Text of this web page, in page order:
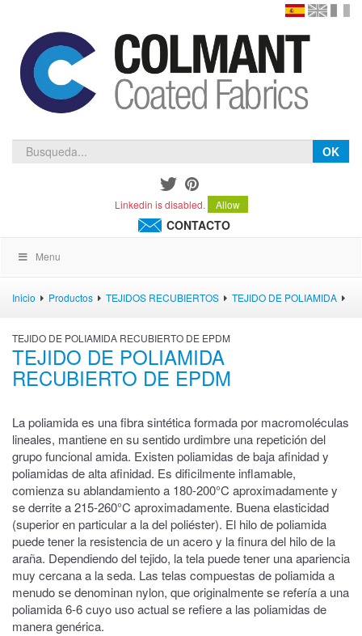
español
OK
Linkedin is disabled. Allow
CONTACTO
Menu
Inicio Productos TEJIDOS RECUBIERTOS TEJIDO DE POLIAMIDA
TEJIDO DE POLIAMIDA RECUBIERTO DE EPDM
TEJIDO DE POLIAMIDA
RECUBIERTO DE EPDM
La poliamida es una fibra sintética formada por macromoléculas
lineales, mantiene en su sentido urdimbre una repetición del
grupo funcional amida. Existen poliamidas de baja afinidad y
poliamidas de alta afinidad. Es dificilmente inflamable,
comienza su ablandamiento a 180-200°C aproximadamente y
se derrite a 215-260°C aproximadamente. Buena elasticidad
(superior en particular a la del poliéster). El hilo de poliamida
puede tener la resistencia de un acero y la finura del hilo de la
araña. Dependiendo del tejido, la tela puede tener una apariencia
muy cercana a la seda. Las telas compuestas de poliamida a
menudo se denominan nylon, que originalmente se refería a una
poliamida 6-6 cuyo uso actual se refiere a las poliamidas de
manera genérica.